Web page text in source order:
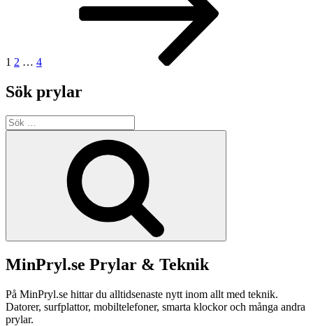
1 2 … 4
Sök prylar
Sök
efter:
MinPryl.se Prylar & Teknik
På MinPryl.se hittar du alltidsenaste nytt inom allt med teknik.
Datorer, surfplattor, mobiltelefoner, smarta klockor och många andra
prylar.